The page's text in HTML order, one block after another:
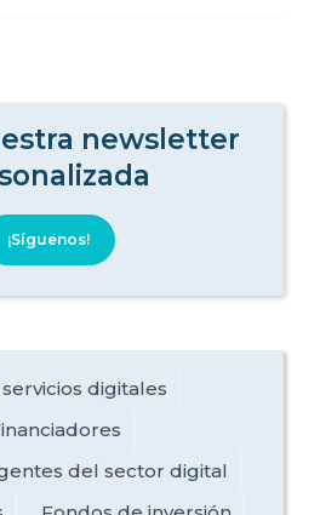
newsletter
¡Síguenos!
digitales
del sector digital